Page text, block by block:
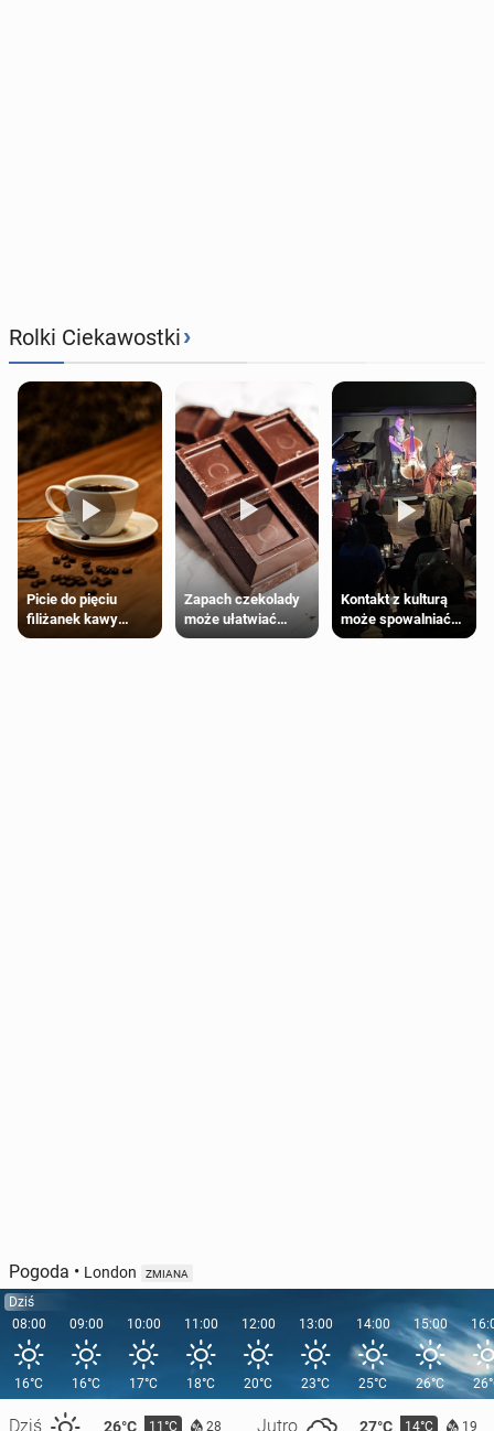
Rolki Ciekawostki›
Picie do pięciu
filiżanek kawy
dziennie jest
Zapach czekolady
może ułatwiać
trening siłowy
Kontakt z kulturą
może spowalniać
starzenie
Pogoda • London ZMIANA
Dziś
08:00
16°C
Dziś 26°C 11°C 28 Jutro 27°C 14°C 19
09:00
16°C
10:00
17°C
11:00
18°C
12:00
20°C
13:00
23°C
14:00
25°C
15:00
26°C